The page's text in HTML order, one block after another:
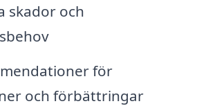
skador och
för
och förbättringar